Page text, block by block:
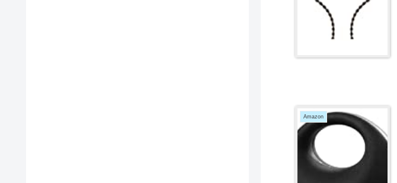
Amazon